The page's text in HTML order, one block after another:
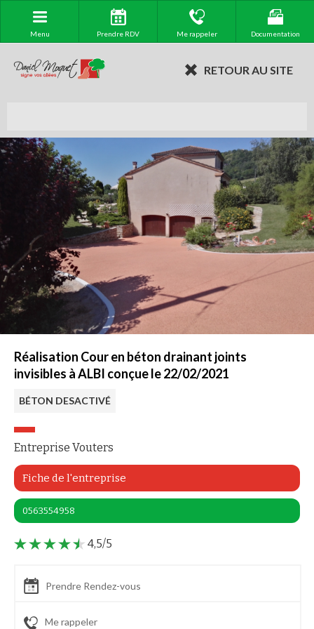
Menu Prendre RDV Me rappeler Documentation
RETOUR AU SITE
Réalisation Cour en béton drainant joints
invisibles à ALBI conçue le 22/02/2021
BÉTON DESACTIVÉ
Entreprise Vouters
Fiche de l'entreprise
0563554958
4,5/5
Prendre Rendez-vous
Me rappeler